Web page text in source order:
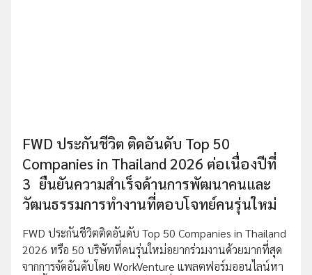
FWD ประกันชีวิต ติดอันดับ Top 50
Companies in Thailand 2026 ต่อเนื่องปีที่
3 ยืนยันความสำเร็จด้านการพัฒนาคนและ
วัฒนธรรมการทำงานที่ตอบโจทย์คนรุ่นใหม่
FWD ประกันชีวิตติดอันดับ Top 50 Companies in Thailand
2026 หรือ 50 บริษัทที่คนรุ่นใหม่อยากร่วมงานด้วยมากที่สุด
จากการจัดอันดับโดย WorkVenture แพลตฟอร์มออนไลน์หา